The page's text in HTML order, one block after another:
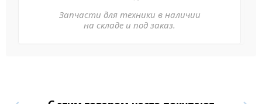
Запчасти для техники в наличии
на складе и под заказ.